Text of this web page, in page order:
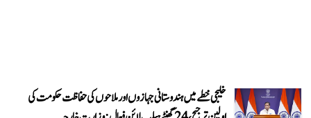
خلیجی خطے میں ہندوستانی جہازوں اور ملاحوں کی حفاظت حکومت کی